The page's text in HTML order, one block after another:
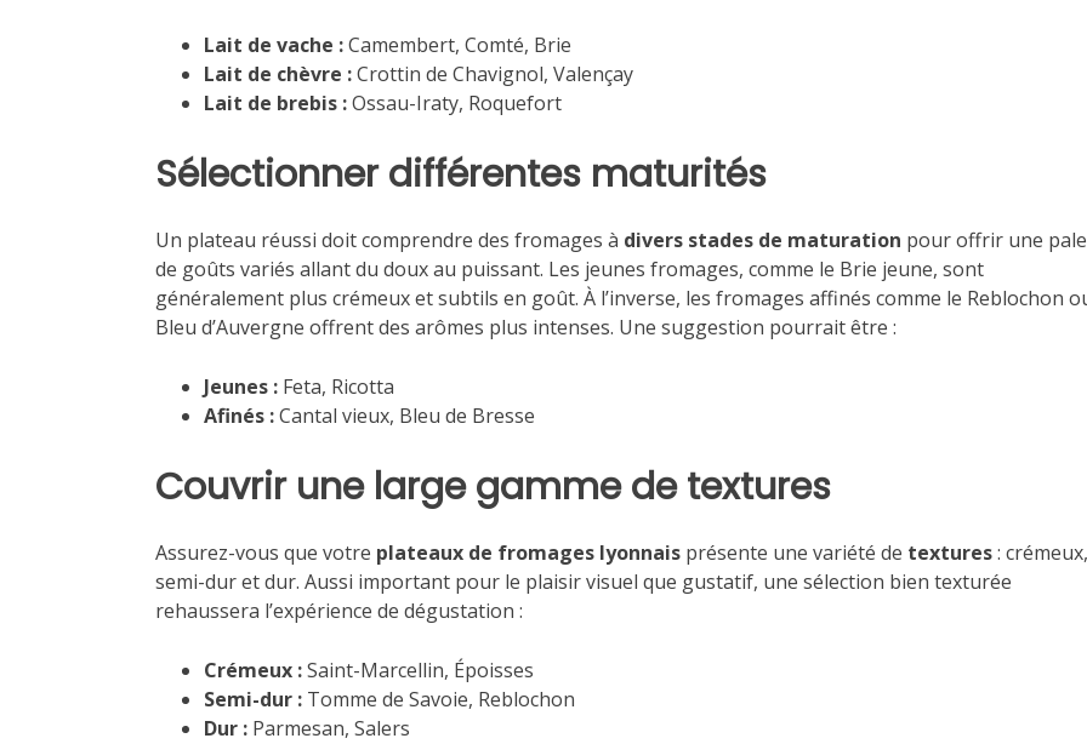
Lait de vache :Camembert, Comté, Brie
Lait de chèvre :Crottin de Chavignol, Valençay
Lait de brebis :Ossau-Iraty, Roquefort
Sélectionner différentes maturités
Un plateau réussi doit comprendre des fromages à divers stades de maturation pour offrir une
de goûts variés allant du doux au puissant. Les jeunes fromages, comme le Brie jeune, sont
généralement plus crémeux et subtils en goût. À l’inverse, les fromages affinés comme le Reblochon
Bleu d’Auvergne offrent des arômes plus intenses. Une suggestion pourrait être :
Jeunes :Feta, Ricotta
Afinés :Cantal vieux, Bleu de Bresse
Couvrir une large gamme de textures
Assurez-vous que votre plateaux de fromages lyonnaisprésente une variété de textures: crémeux,
semi-dur et dur. Aussi important pour le plaisir visuel que gustatif, une sélection bien texturée
rehaussera l’expérience de dégustation :
Crémeux :Saint-Marcellin, Époisses
Semi-dur :Tomme de Savoie, Reblochon
Dur :Parmesan, Salers